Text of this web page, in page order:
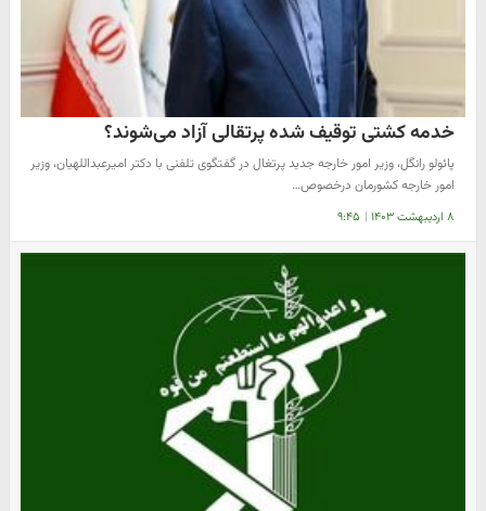
خدمه کشتی توقیف شده پرتقالی آزاد می‌شوند؟
پائولو رانگل، وزیر امور خارجه جدید پرتغال در گفتگوی تلفنی با دکتر امیرعبداللهیان، وزیر
امور خارجه کشورمان درخصوص…
۸ اردیبهشت ۱۴۰۳ | ۹:۴۵